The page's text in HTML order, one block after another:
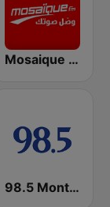
Mosaique FM (موزاييك إف إم)
98.5 Montréal